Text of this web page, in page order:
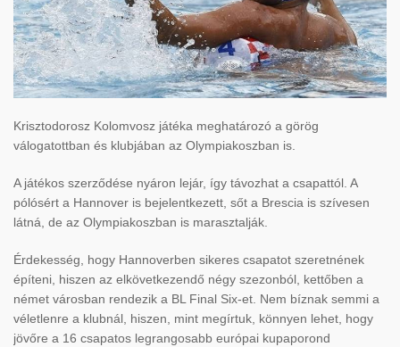
Krisztodorosz Kolomvosz játéka meghatározó a görög
válogatottban és klubjában az Olympiakoszban is.
A játékos szerződése nyáron lejár, így távozhat a csapattól. A
pólósért a Hannover is bejelentkezett, sőt a Brescia is szívesen
látná, de az Olympiakoszban is marasztalják.
Érdekesség, hogy Hannoverben sikeres csapatot szeretnének
építeni, hiszen az elkövetkezendő négy szezonból, kettőben a
német városban rendezik a BL Final Six-et. Nem bíznak semmi a
véletlenre a klubnál, hiszen, mint megírtuk, könnyen lehet, hogy
jövőre a 16 csapatos legrangosabb európai kupaporond